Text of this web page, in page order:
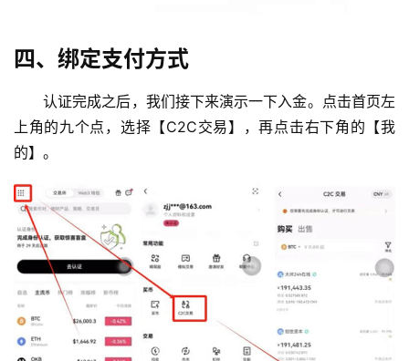
四、绑定支付方式
认证完成之后，我们接下来演示一下入金。点击首页左
上角的九个点，选择【C2C交易】，再点击右下角的【我
的】。